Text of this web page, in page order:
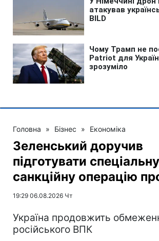
Головна » Бізнес » Економіка
Зеленський доручив
підготувати спеціальну
санкційну операцію
19:29 06.08.2026 Чт
Україна продовжить
російського ВПК